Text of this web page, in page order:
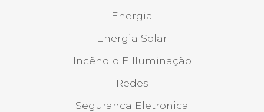
Energia
Energia Solar
Incêndio E Iluminação
Redes
Seguranca Eletronica